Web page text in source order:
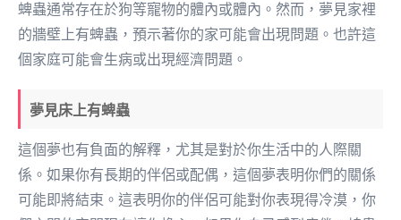
蜱蟲通常存在於狗等寵物的體內或體內。然而，夢見家裡
的牆壁上有蜱蟲，預示著你的家可能會出現問題。也許這
個家庭可能會生病或出現經濟問題。
夢見床上有蜱蟲
這個夢也有負面的解釋，尤其是對於你生活中的人際關
係。如果你有長期的伴侶或配偶，這個夢表明你們的關係
可能即將結束。這表明你的伴侶可能對你表現得冷漠，你